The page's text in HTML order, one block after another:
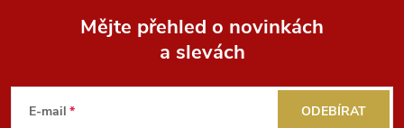
Mějte přehled o novinkách
a slevách
E-mail ODEBÍRAT